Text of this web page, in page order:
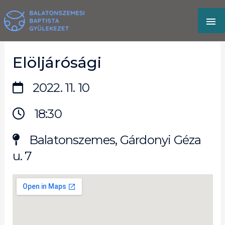
to
content
Elöljárósági
2022. 11. 10
18:30
Balatonszemes, Gárdonyi Géza
u. 7